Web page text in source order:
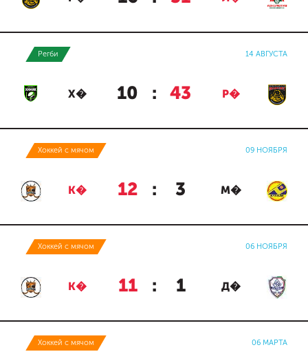
Регби 14 АВГУСТА
Х� 10 : 43 Р�
Хоккей с мячом 09 НОЯБРЯ
К� 12 : 3 М�
Хоккей с мячом 06 НОЯБРЯ
К� 11 : 1 Д�
Хоккей с мячом 06 МАРТА